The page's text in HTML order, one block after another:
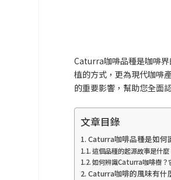
Caturra咖啡品種是咖啡界
植的方式，更為現代咖啡
的重要影響，幫助您全面
文章目錄
Caturra咖啡品種是如何
這個品種的起源故事是什
如何辨識Caturra咖啡樹？
Caturra咖啡的風味有什